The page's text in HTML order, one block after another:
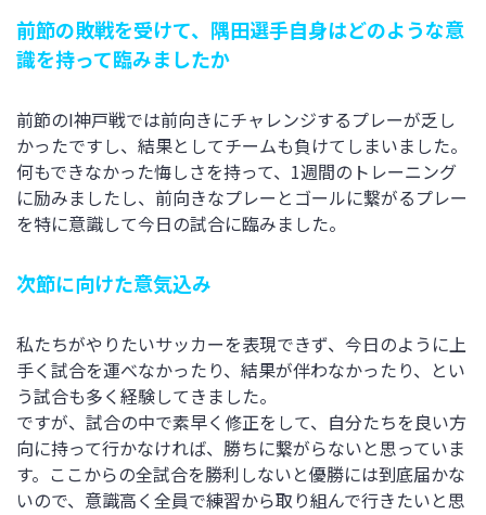
前節の敗戦を受けて、隅田選手自身はどのような意
識を持って臨みましたか
前節のI神戸戦では前向きにチャレンジするプレーが乏し
かったですし、結果としてチームも負けてしまいました。
何もできなかった悔しさを持って、1週間のトレーニング
に励みましたし、前向きなプレーとゴールに繋がるプレー
を特に意識して今日の試合に臨みました。
次節に向けた意気込み
私たちがやりたいサッカーを表現できず、今日のように上
手く試合を運べなかったり、結果が伴わなかったり、とい
う試合も多く経験してきました。
ですが、試合の中で素早く修正をして、自分たちを良い方
向に持って行かなければ、勝ちに繋がらないと思っていま
す。ここからの全試合を勝利しないと優勝には到底届かな
いので、意識高く全員で練習から取り組んで行きたいと思